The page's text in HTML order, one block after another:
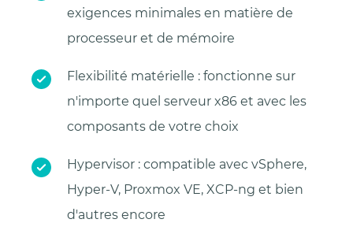
exigences minimales en matière de
processeur et de mémoire
Flexibilité matérielle : fonctionne sur
n'importe quel serveur x86 et avec les
composants de votre choix
Hypervisor : compatible avec vSphere,
Hyper-V, Proxmox VE, XCP-ng et bien
d'autres encore